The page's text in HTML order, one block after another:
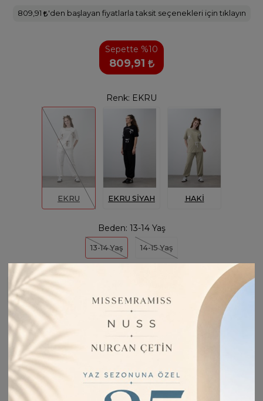
809,91 'den başlayan fiyatlarla taksit seçenekleri için tıklayın
Sepette %10
809,91
Renk: EKRU
EKRU EKRU SİYAH HAKİ
Beden: 13-14 Yaş
13-14 Yaş 14-15 Yaş
Stoğa Girince Haber Ver
Fiyatı Düşünce Haber Ver
Barkod:
LOC74885
Bu Ürünü Paylaş